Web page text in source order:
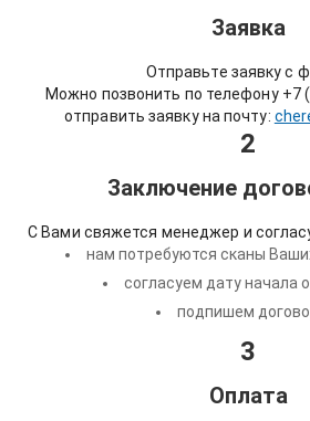
Заявка
Отправьте заявку с
Можно позвонить по телефону +7
отправить заявку на почту:
2
Заключение
С Вами свяжется менеджер и
нам потребуются сканы
согласуем дату начала
подпишем
3
Оплата